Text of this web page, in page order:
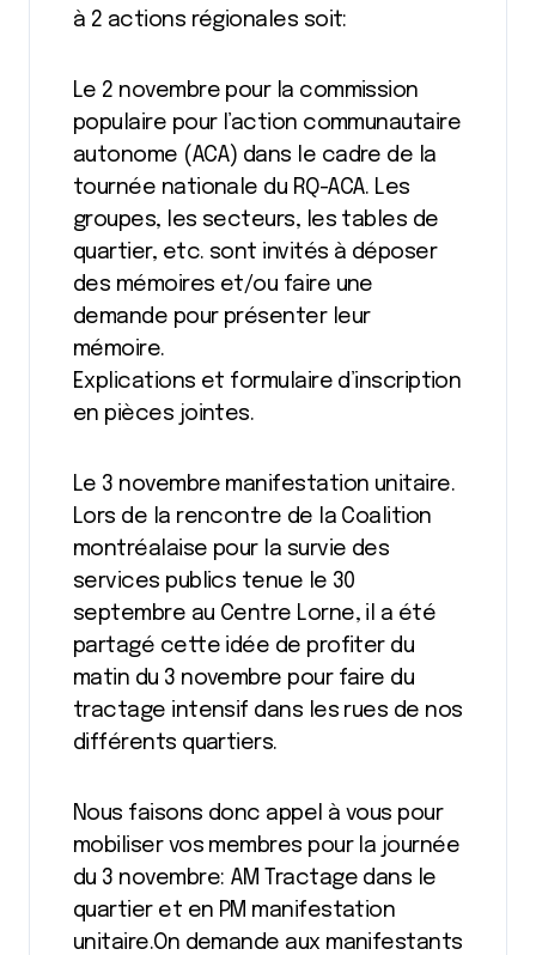
à 2 actions régionales soit:
Le 2 novembre pour la commission
populaire pour l’action communautaire
autonome (ACA) dans le cadre de la
tournée nationale du RQ-ACA. Les
groupes, les secteurs, les tables de
quartier, etc. sont invités à déposer
des mémoires et/ou faire une
demande pour présenter leur
mémoire.
Explications et formulaire d’inscription
en pièces jointes.
Le 3 novembre manifestation unitaire.
Lors de la rencontre de la Coalition
montréalaise pour la survie des
services publics tenue le 30
septembre au Centre Lorne, il a été
partagé cette idée de profiter du
matin du 3 novembre pour faire du
tractage intensif dans les rues de nos
différents quartiers.
Nous faisons donc appel à vous pour
mobiliser vos membres pour la journée
du 3 novembre: AM Tractage dans le
quartier et en PM manifestation
unitaire.On demande aux manifestants